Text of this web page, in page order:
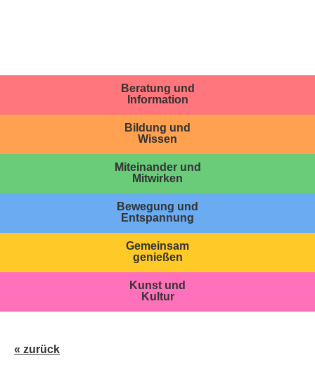
Beratung und
Information
Bildung und
Wissen
Miteinander und
Mitwirken
Bewegung und
Entspannung
Gemeinsam
genießen
Kunst und
Kultur
« zurück